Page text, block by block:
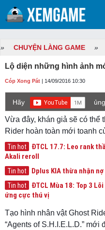
» CHUYỆN LÀNG GAME »
Lộ diện những hình ảnh
Cóp Xong Pát | 14/09/2016 10:30
Hãy
game mới hơn nhé!
Vừa đây, khán giả sẽ có thể
Rider hoàn toàn mới toanh
Tin hot
ĐTCL 17.7: Leo rank
Akali reroll
Tin hot Dplus KIA thừa nhận
Tin hot
ĐTCL Mùa 18: Top 3
ứng cực thú vị
Tạo hình nhân vật Ghost
“Agents of S.H.I.E.L.D.”